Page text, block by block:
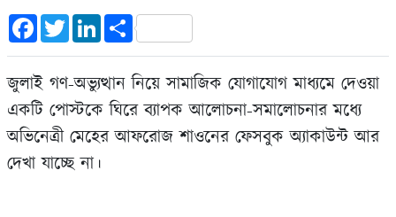
FacebookTwitterLinkedInShare
জুলাই গণ-অভ্যুত্থান নিয়ে সামাজিক যোগাযোগ মাধ্যমে দেওয়া
একটি পোস্টকে ঘিরে ব্যাপক আলোচনা-সমালোচনার মধ্যে
অভিনেত্রী মেহের আফরোজ শাওনের ফেসবুক অ্যাকাউন্ট আর
দেখা যাচ্ছে না।